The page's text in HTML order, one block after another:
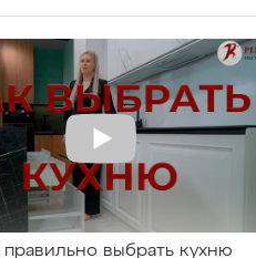
правильно выбрать кухню